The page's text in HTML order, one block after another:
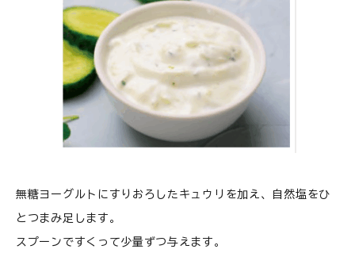
無糖ヨーグルトにすりおろしたキュウリを加え、自然塩をひ
とつまみ足します。
スプーンですくって少量ずつ与えます。